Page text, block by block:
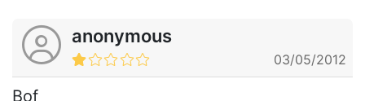
anonymous
03/05/2012
Bof